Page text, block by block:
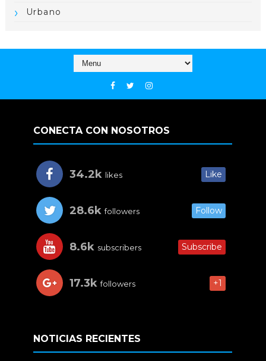
Urbano
CONECTA CON NOSOTROS
34.2k likes Like
28.6k followers Follow
8.6k subscribers Subscribe
17.3k followers +1
NOTICIAS RECIENTES